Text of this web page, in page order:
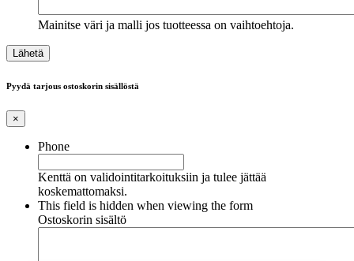
Mainitse väri ja malli jos tuotteessa on vaihtoehtoja.
Pyydä tarjous ostoskorin sisällöstä
×
Phone
Kenttä on validointitarkoituksiin ja tulee jättää
koskemattomaksi.
This field is hidden when viewing the form
Ostoskorin sisältö